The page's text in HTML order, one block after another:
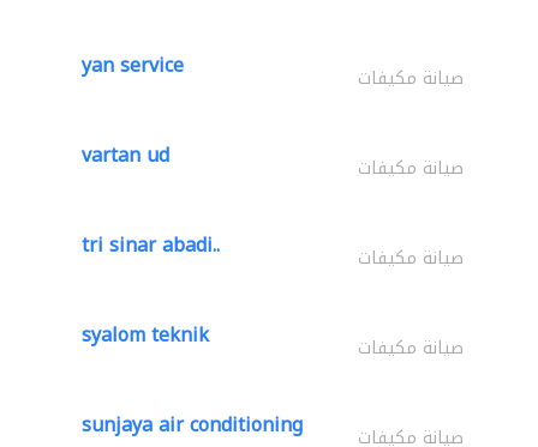
yan service صيانة مكيفات
vartan ud صيانة مكيفات
tri sinar abadi.. صيانة مكيفات
syalom teknik صيانة مكيفات
sunjaya air conditioning صيانة مكيفات